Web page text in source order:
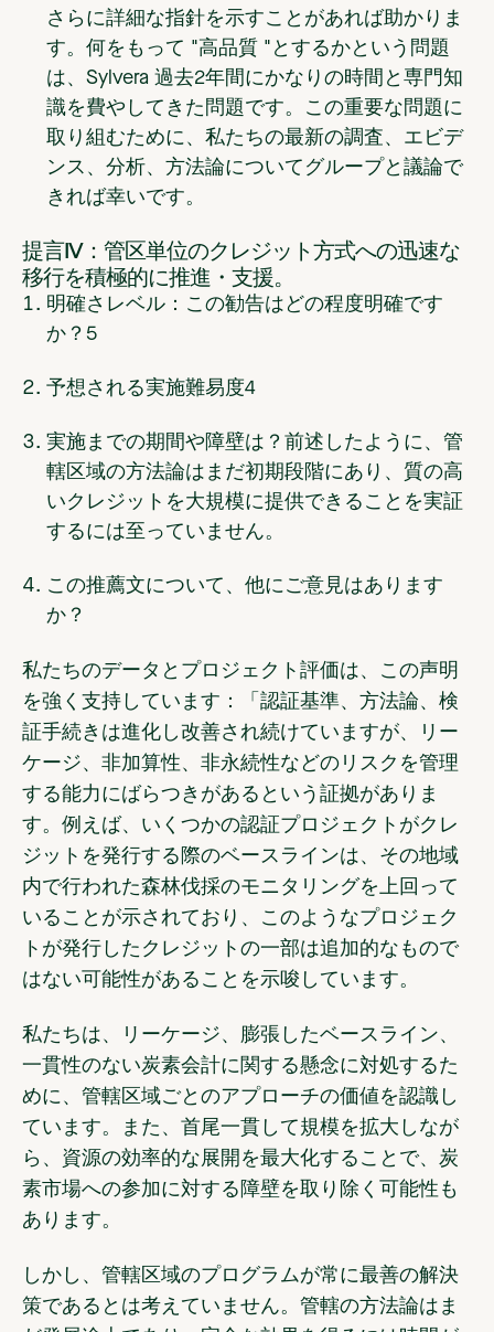
さらに詳細な指針を示すことがあれば助かりま
す。何をもって "高品質 "とするかという問題
は、Sylvera 過去2年間にかなりの時間と専門知
識を費やしてきた問題です。この重要な問題に
取り組むために、私たちの最新の調査、エビデ
ンス、分析、方法論についてグループと議論で
きれば幸いです。
提言IV：管区単位のクレジット方式への迅速な
移行を積極的に推進・支援。
明確さレベル：この勧告はどの程度明確です
か？ 5
予想される実施難易度4
実施までの期間や障壁は？前述したように、管
轄区域の方法論はまだ初期段階にあり、質の高
いクレジットを大規模に提供できることを実証
するには至っていません。
この推薦文について、他にご意見はあります
か？
私たちのデータとプロジェクト評価は、この声明
を強く支持しています：「認証基準、方法論、検
証手続きは進化し改善され続けていますが、リー
ケージ、非加算性、非永続性などのリスクを管理
する能力にばらつきがあるという証拠がありま
す。例えば、いくつかの認証プロジェクトがクレ
ジットを発行する際のベースラインは、その地域
内で行われた森林伐採のモニタリングを上回って
いることが示されており、このようなプロジェク
トが発行したクレジットの一部は追加的なもので
はない可能性があることを示唆しています。
私たちは、リーケージ、膨張したベースライン、
一貫性のない炭素会計に関する懸念に対処するた
めに、管轄区域ごとのアプローチの価値を認識し
ています。また、首尾一貫して規模を拡大しなが
ら、資源の効率的な展開を最大化することで、炭
素市場への参加に対する障壁を取り除く可能性も
あります。
しかし、管轄区域のプログラムが常に最善の解決
策であるとは考えていません。管轄の方法論はま